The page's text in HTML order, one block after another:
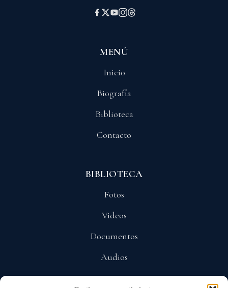
MENÚ
Inicio
Biografía
Biblioteca
Contacto
BIBLIOTECA
Fotos
Videos
Documentos
Audios